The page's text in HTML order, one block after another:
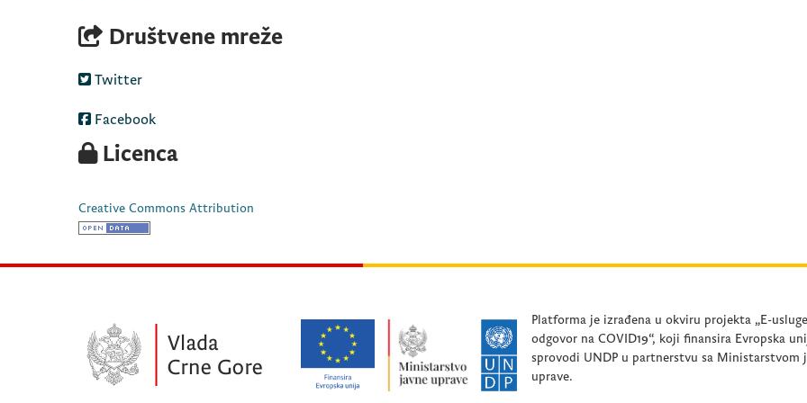
Društvene mreže
Twitter
Facebook
Licenca
Creative Commons Attribution
Platforma je izrađena u okviru projekta „E-
odgovor na COVID19“, koji finansira Evropska
sprovodi UNDP u partnerstvu sa Ministarstvom
uprave.